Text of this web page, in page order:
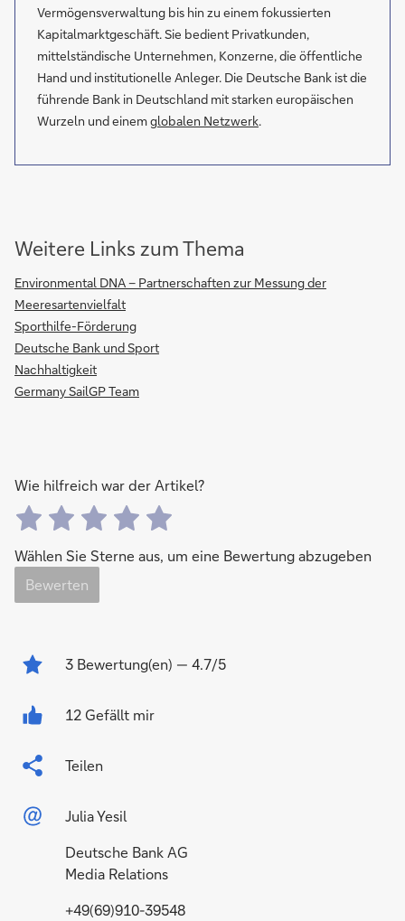
Vermögensverwaltung bis hin zu einem fokussierten
Kapitalmarktgeschäft. Sie bedient Privatkunden,
mittelständische Unternehmen, Konzerne, die öffentliche
Hand und institutionelle Anleger. Die Deutsche Bank ist die
führende Bank in Deutschland mit starken europäischen
Wurzeln und einemglobalen Netzwerk.
Weitere Links zum Thema
Environmental DNA – Partnerschaften zur Messung der
Meeresartenvielfalt
Sporthilfe-Förderung
Deutsche Bank und Sport
Nachhaltigkeit
Germany SailGP Team
Wie hilfreich war der Artikel?
Wählen Sie Sterne aus, um eine Bewertung abzugeben
Bewerten
3 Bewertung(en) — 4.7/5
12 Gefällt mir
Teilen
Julia Yesil
Deutsche Bank AG
Media Relations
+49(69)910-39548